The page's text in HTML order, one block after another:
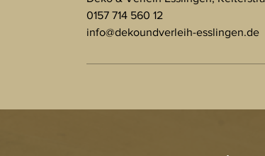
0157 714 560 12
info@dekoundverleih-esslingen.de